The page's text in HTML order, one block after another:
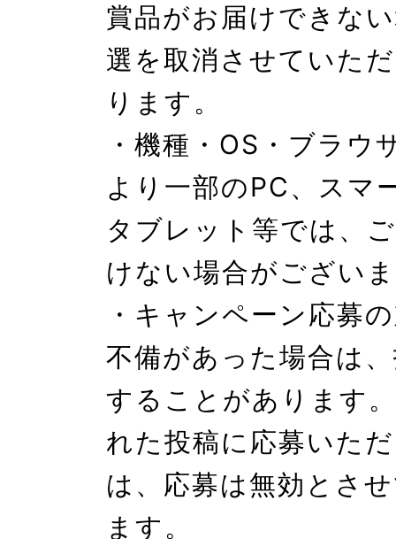
賞品がお届けできな
選を取消させていた
ります。
・機種・OS・ブラウ
より一部のPC、スマ
タブレット等では、
けない場合がござい
・キャンペーン応募
不備があった場合は
することがあります
れた投稿に応募いた
は、応募は無効とさ
ます。